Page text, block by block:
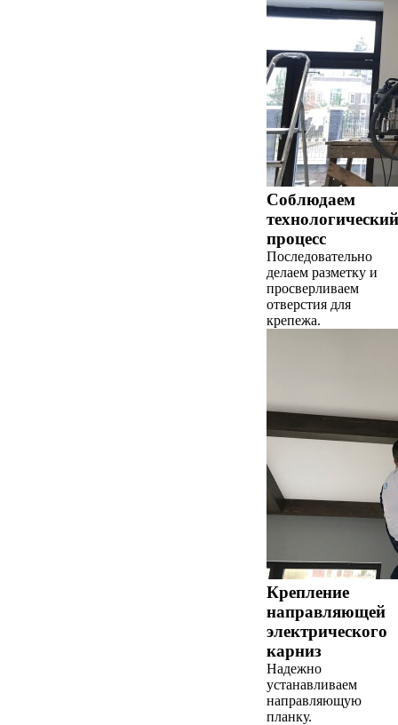
Соблюдаем
технологический
процесс
Последовательно
делаем разметку и
просверливаем
отверстия для
крепежа.
Крепление
направляющей
электрического
карниз
Надежно
устанавливаем
направляющую
планку.